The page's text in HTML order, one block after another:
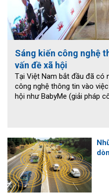
Sáng kiến công nghệ
vấn đề xã hội
Tại Việt Nam bắt đầu đã có
công nghệ thông tin vào
hội như BabyMe (giải pháp
bé); Triip.me (mô hình trải
qua tour du lịch tự tạo của
mở Giapschool…